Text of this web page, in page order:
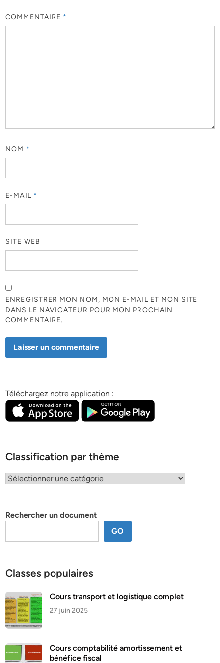
COMMENTAIRE *
NOM *
E-MAIL *
SITE WEB
ENREGISTRER MON NOM, MON E-MAIL ET MON SITE
DANS LE NAVIGATEUR POUR MON PROCHAIN
COMMENTAIRE.
Téléchargez notre application :
Classification par thème
Classification
Rechercher un document
GO
Classes populaires
Cours transport et logistique complet
27 juin 2025
Cours comptabilité amortissement et
bénéfice fiscal